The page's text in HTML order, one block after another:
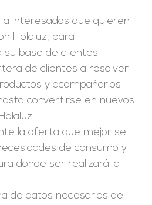
a interesados que quieren
Holaluz, para
su base de clientes
de clientes a resolver
y acompañarlos
convertirse en nuevos
la oferta que mejor se
de consumo y
donde ser realizará la
de datos necesarios de